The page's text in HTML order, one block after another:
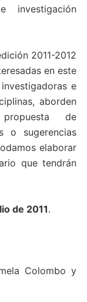
investigación
2011-2012
en este
e
aborden
de
o sugerencias
elaborar
que tendrán
de 2011.
Colombo y